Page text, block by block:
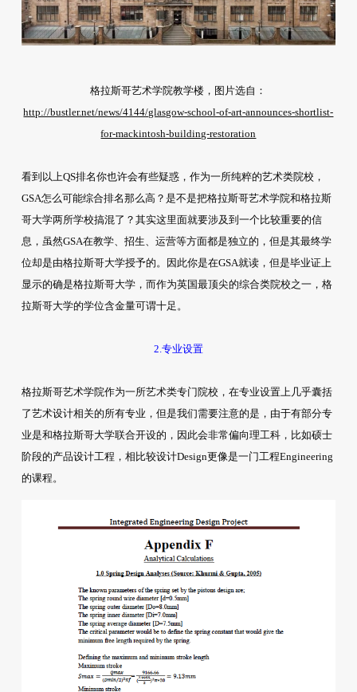
格拉斯哥艺术学院教学楼，图片选自：
http://bustler.net/news/4144/glasgow-school-of-art-announces-shortlist-
for-mackintosh-building-restoration
看到以上QS排名你也许会有些疑惑，作为一所纯粹的艺术类院校，
GSA怎么可能综合排名那么高？是不是把格拉斯哥艺术学院和格拉斯
哥大学两所学校搞混了？其实这里面就要涉及到一个比较重要的信
息，虽然GSA在教学、招生、运营等方面都是独立的，但是其最终学
位却是由格拉斯哥大学授予的。因此你是在GSA就读，但是毕业证上
显示的确是格拉斯哥大学，而作为英国最顶尖的综合类院校之一，格
拉斯哥大学的学位含金量可谓十足。
2.专业设置
格拉斯哥艺术学院作为一所艺术类专门院校，在专业设置上几乎囊括
了艺术设计相关的所有专业，但是我们需要注意的是，由于有部分专
业是和格拉斯哥大学联合开设的，因此会非常偏向理工科，比如硕士
阶段的产品设计工程，相比较设计Design更像是一门工程Engineering
的课程。